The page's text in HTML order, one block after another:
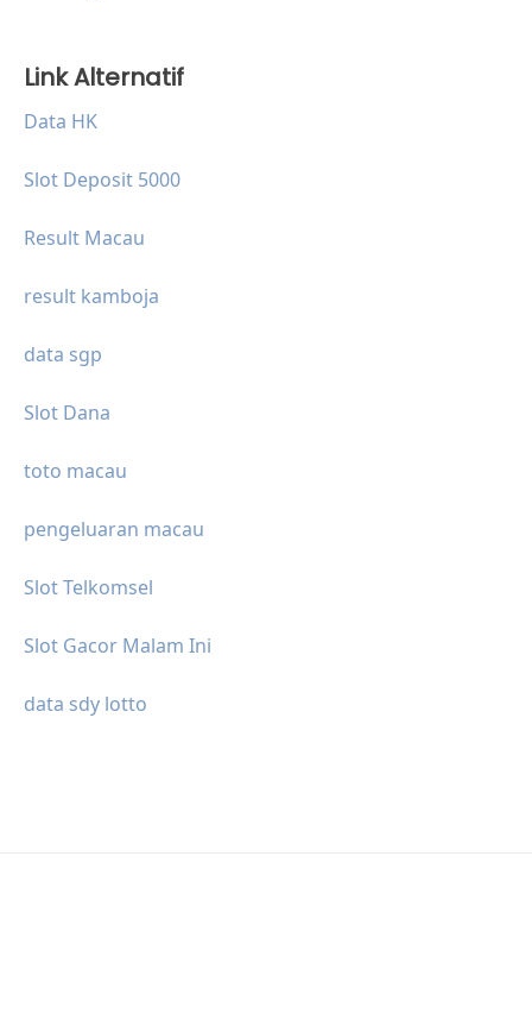
Link Alternatif
Data HK
Slot Deposit 5000
Result Macau
result kamboja
data sgp
Slot Dana
toto macau
pengeluaran macau
Slot Telkomsel
Slot Gacor Malam Ini
data sdy lotto